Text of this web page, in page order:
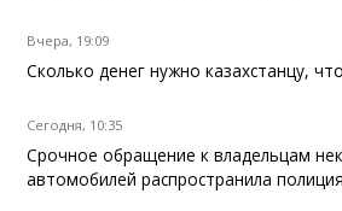
Вчера, 19:09
Сколько денег нужно казахстанцу,
Сегодня, 10:35
Срочное обращение к владельцам
автомобилей распространила полиция